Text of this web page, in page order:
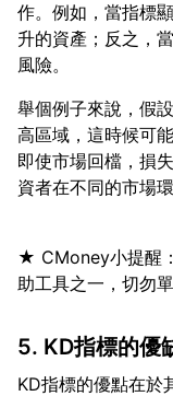
作。例如，當指標
升的資產；反之，
舉個例子來說，假
高區域，這時候可
即使市場回檔，損
★ CMoney小提醒
5. KD指標的優
KD指標的優點在於